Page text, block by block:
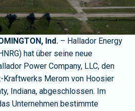
Ind. – Hallador Energy
hat über seine neue
Power Company, LLC, den
Kraftwerks Merom von Hoosier
Indiana, abgeschlossen. Im
Unternehmen bestimmte